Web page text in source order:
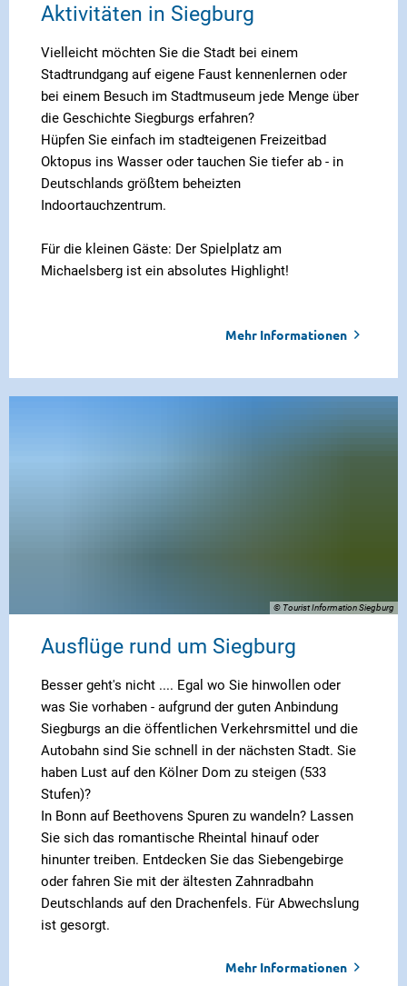
Aktivitäten in Siegburg
Vielleicht möchten Sie die Stadt bei einem
Stadtrundgang auf eigene Faust kennenlernen oder
bei einem Besuch im Stadtmuseum jede Menge über
die Geschichte Siegburgs erfahren?
Hüpfen Sie einfach im stadteigenen Freizeitbad
Oktopus ins Wasser oder tauchen Sie tiefer ab - in
Deutschlands größtem beheizten
Indoortauchzentrum.
Für die kleinen Gäste: Der Spielplatz am
Michaelsberg ist ein absolutes Highlight!
Mehr Informationen
© Tourist Information Siegburg
Ausflüge rund um Siegburg
Besser geht's nicht .... Egal wo Sie hinwollen oder
was Sie vorhaben - aufgrund der guten Anbindung
Siegburgs an die öffentlichen Verkehrsmittel und die
Autobahn sind Sie schnell in der nächsten Stadt. Sie
haben Lust auf den Kölner Dom zu steigen (533
Stufen)?
In Bonn auf Beethovens Spuren zu wandeln? Lassen
Sie sich das romantische Rheintal hinauf oder
hinunter treiben. Entdecken Sie das Siebengebirge
oder fahren Sie mit der ältesten Zahnradbahn
Deutschlands auf den Drachenfels. Für Abwechslung
ist gesorgt.
Mehr Informationen